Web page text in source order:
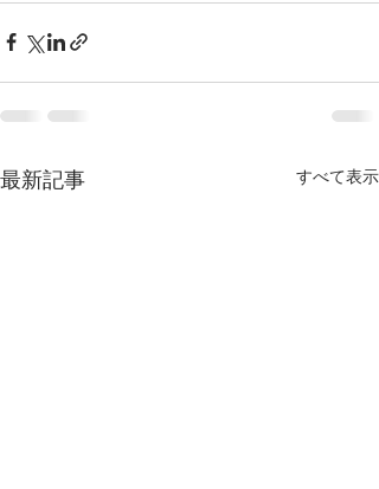
最新記事 すべて表示